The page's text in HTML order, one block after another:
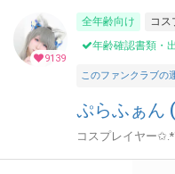
9139
全年齢向け
コス
年齢確認書類・
このファンクラブの
ぷらふぁん
コスプレイヤー